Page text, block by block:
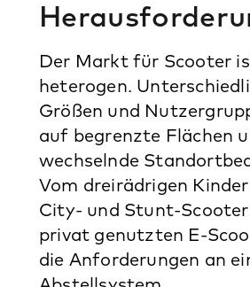
Der Markt für Scooter
heterogen.
Größen und
auf begrenzte Flächen
wechselnde
Vom dreirädrigen
City- und Stunt-Scooter
privat genutzten E-
die Anforderungen an